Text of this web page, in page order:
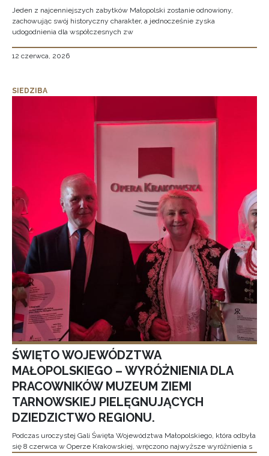
Jeden z najcenniejszych zabytków Małopolski zostanie odnowiony,
zachowując swój historyczny charakter, a jednocześnie zyska
udogodnienia dla współczesnych zw
12 czerwca, 2026
SIEDZIBA
ŚWIĘTO WOJEWÓDZTWA
MAŁOPOLSKIEGO – WYRÓŻNIENIA DLA
PRACOWNIKÓW MUZEUM ZIEMI
TARNOWSKIEJ PIELĘGNUJĄCYCH
DZIEDZICTWO REGIONU.
Podczas uroczystej Gali Święta Województwa Małopolskiego, która odbyła
się 8 czerwca w Operze Krakowskiej, wręczono najwyższe wyróżnienia s